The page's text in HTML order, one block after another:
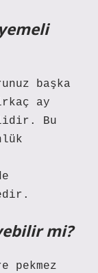
başka
ay
Bu
mi?
pekmez